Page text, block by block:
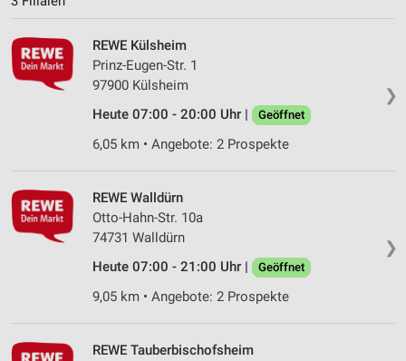
❯
REWE Külsheim
Prinz-Eugen-Str. 1
97900 Külsheim
Heute 07:00 - 20:00 Uhr |
Geöffnet
6,05 km • Angebote: 2 Prospekte
❯
REWE Walldürn
Otto-Hahn-Str. 10a
74731 Walldürn
Heute 07:00 - 21:00 Uhr |
Geöffnet
9,05 km • Angebote: 2 Prospekte
REWE Tauberbischofsheim
Verwendung reduzierter Daten zur Auswahl von
Inhalten
Nicht-IAB-Verarbeitungszwecke:
Notwendig
Performance
Werbung